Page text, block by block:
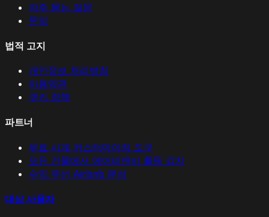
자주 묻는 질문
문의
법적 고지
개인정보 처리방침
이용약관
쿠키 정책
파트너
무료 시계 커스터마이징 도구
모든 건물에서 에어비앤비 활동 감지
수익 우선 Airbnb 분석
대상 사용자